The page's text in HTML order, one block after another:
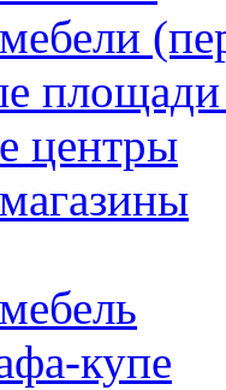
центры
купе